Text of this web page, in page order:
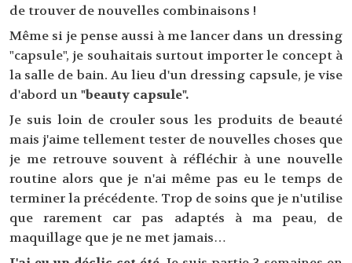
de trouver de nouvelles combinaisons !
Même si je pense aussi à me lancer dans un dressing
"capsule", je souhaitais surtout importer le concept à
la salle de bain. Au lieu d'un dressing capsule, je vise
d'abord un"beauty capsule".
Je suis loin de crouler sous les produits de beauté
mais j'aime tellement tester de nouvelles choses que
je me retrouve souvent à réfléchir à une nouvelle
routine alors que je n'ai même pas eu le temps de
terminer la précédente. Trop de soins que je n'utilise
que rarement car pas adaptés à ma peau, de
maquillage que je ne met jamais…